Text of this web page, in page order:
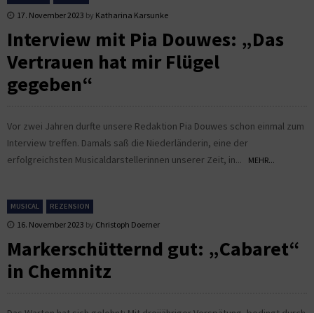
17. November 2023 by Katharina Karsunke
Interview mit Pia Douwes: „Das
Vertrauen hat mir Flügel
gegeben“
Vor zwei Jahren durfte unsere Redaktion Pia Douwes schon einmal zum
Interview treffen. Damals saß die Niederländerin, eine der
erfolgreichsten Musicaldarstellerinnen unserer Zeit, in...
MEHR...
MUSICAL REZENSION
16. November 2023 by Christoph Doerner
Markerschütternd gut: „Cabaret“
in Chemnitz